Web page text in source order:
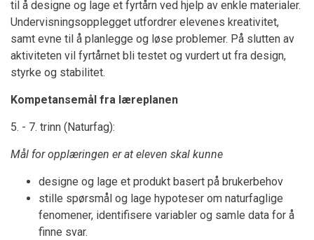
til å designe og lage et fyrtårn ved hjelp av enkle materialer.
Undervisningsopplegget utfordrer elevenes kreativitet,
samt evne til å planlegge og løse problemer. På slutten av
aktiviteten vil fyrtårnet bli testet og vurdert ut fra design,
styrke og stabilitet.
Kompetansemål fra læreplanen
5. - 7. trinn (Naturfag):
Mål for opplæringen er at eleven skal kunne
designe og lage et produkt basert på brukerbehov
stille spørsmål og lage hypoteser om naturfaglige
fenomener, identifisere variabler og samle data for å
finne svar.